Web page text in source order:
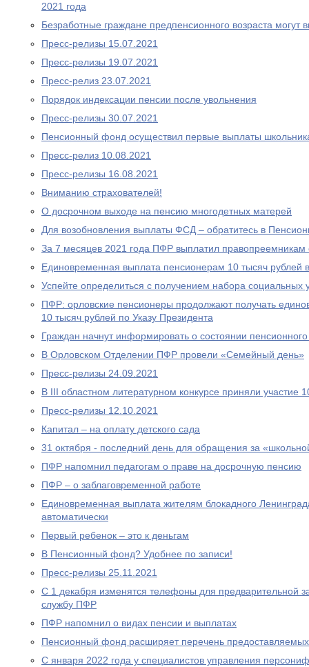
2021 года
Безработные граждане предпенсионного возраста
Пресс-релизы 15.07.2021
Пресс-релизы 19.07.2021
Пресс-релиз 23.07.2021
Порядок индексации пенсии после увольнения
Пресс-релизы 30.07.2021
Пенсионный фонд осуществил первые выплаты
Пресс-релиз 10.08.2021
Пресс-релизы 16.08.2021
Вниманию страхователей!
О досрочном выходе на пенсию многодетных матерей
Для возобновления выплаты ФСД – обратитесь в
За 7 месяцев 2021 года ПФР выплатил
Единовременная выплата пенсионерам 10 тысяч рублей
Успейте определиться с получением набора социальных
ПФР: орловские пенсионеры продолжают получать
10 тысяч рублей по Указу Президента
Граждан начнут информировать о состоянии
В Орловском Отделении ПФР провели «Семейный день»
Пресс-релизы 24.09.2021
В III областном литературном конкурсе приняли участие
Пресс-релизы 12.10.2021
Капитал – на оплату детского сада
31 октября - последний день для обращения за
ПФР напомнил педагогам о праве на досрочную пенсию
ПФР – о заблаговременной работе
Единовременная выплата жителям блокадного
автоматически
Первый ребенок – это к деньгам
В Пенсионный фонд? Удобнее по записи!
Пресс-релизы 25.11.2021
С 1 декабря изменятся телефоны для предварительной
службу ПФР
ПФР напомнил о видах пенсии и выплатах
Пенсионный фонд расширяет перечень
С января 2022 года у специалистов управления